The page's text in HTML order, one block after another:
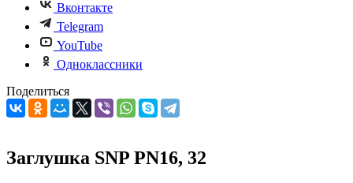
Вконтакте
Telegram
YouTube
Одноклассники
Поделиться
Заглушка SNP PN16, 32